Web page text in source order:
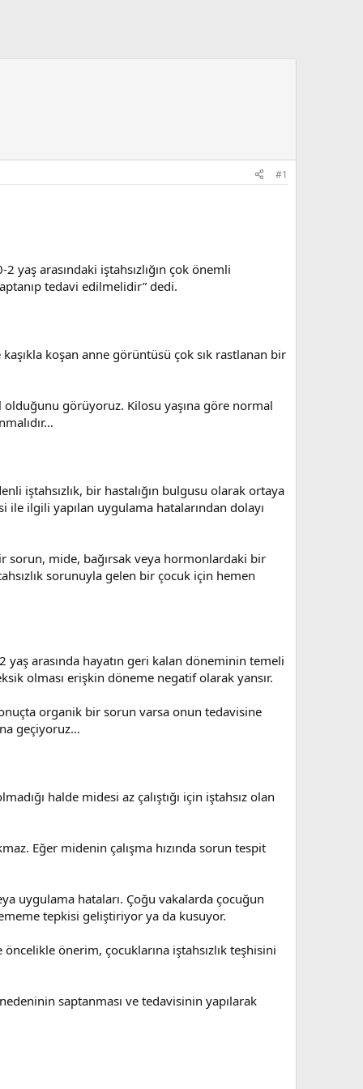
#1
yaş arasındaki iştahsızlığın çok önemli
tedavi edilmelidir” dedi.
koşan anne görüntüsü çok sık rastlanan bir
görüyoruz. Kilosu yaşına göre normal
iştahsızlık, bir hastalığın bulgusu olarak ortaya
ile ilgili yapılan uygulama hatalarından dolayı
sorun, mide, bağırsak veya hormonlardaki bir
sorunuyla gelen bir çocuk için hemen
arasında hayatın geri kalan döneminin temeli
olması erişkin döneme negatif olarak yansır.
organik bir sorun varsa onun tedavisine
geçiyoruz…
halde midesi az çalıştığı için iştahsız olan
Eğer midenin çalışma hızında sorun tespit
uygulama hataları. Çoğu vakalarda çocuğun
tepkisi geliştiriyor ya da kusuyor.
önerim, çocuklarına iştahsızlık teşhisini
saptanması ve tedavisinin yapılarak